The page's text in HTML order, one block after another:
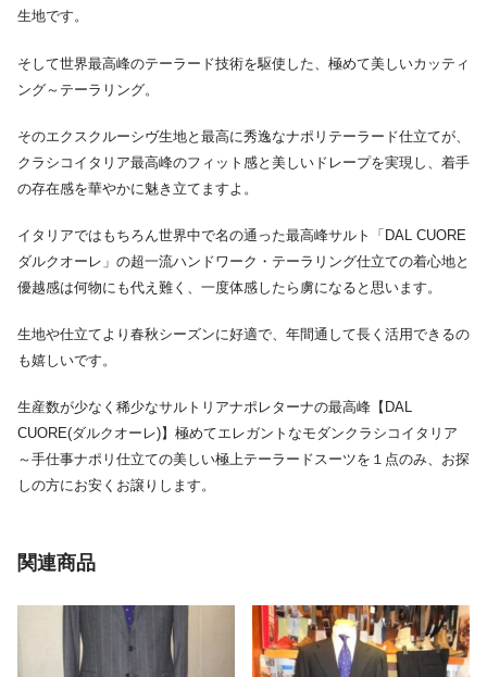
生地です。
そして世界最高峰のテーラード技術を駆使した、極めて美しいカッティ
ング～テーラリング。
そのエクスクルーシヴ生地と最高に秀逸なナポリテーラード仕立てが、
クラシコイタリア最高峰のフィット感と美しいドレープを実現し、着手
の存在感を華やかに魅き立てますよ。
イタリアではもちろん世界中で名の通った最高峰サルト「DAL CUORE
ダルクオーレ」の超一流ハンドワーク・テーラリング仕立ての着心地と
優越感は何物にも代え難く、一度体感したら虜になると思います。
生地や仕立てより春秋シーズンに好適で、年間通して長く活用できるの
も嬉しいです。
生産数が少なく稀少なサルトリアナポレターナの最高峰【DAL
CUORE(ダルクオーレ)】極めてエレガントなモダンクラシコイタリア
～手仕事ナポリ仕立ての美しい極上テーラードスーツを１点のみ、お探
しの方にお安くお譲りします。
関連商品